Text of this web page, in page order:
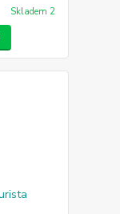
Skladem 2